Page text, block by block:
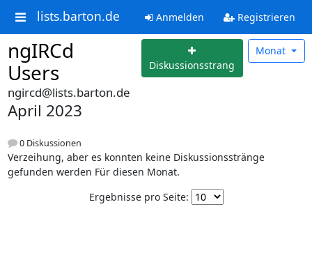
lists.barton.de Anmelden Registrieren
ngIRCd
Users
Diskussionsstrang
Monat
ngircd@lists.barton.de
April 2023
0 Diskussionen
Verzeihung, aber es konnten keine Diskussionsstränge
gefunden werden Für diesen Monat.
Ergebnisse pro Seite: